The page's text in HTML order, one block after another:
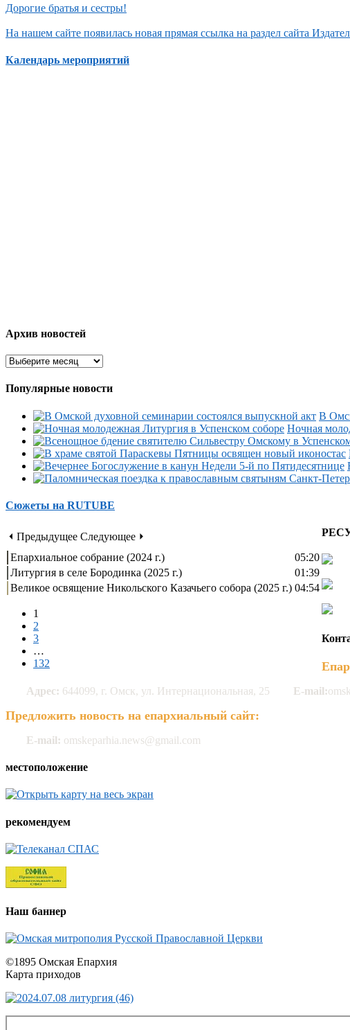
Дорогие братья и сестры!
На нашем сайте появилась новая прямая ссылка на раздел сайта
Календарь мероприятий
Архив новостей
Популярные новости
В
Ночная
Сюжеты на RUTUBE
⏴ Предыдущее Следующее ⏵
Епархиальное собрание (2024 г.)
05:20
Литургия в селе Бородинка (2025 г.)
01:39
Великое освящение Никольского Казачьего собора (2025 г.) 04:54
1
2
3
…
132
Адрес: 644099, г. Омск, ул. Интернациональная, 25 E-mail:
Предложить новость на епархиальный сайт:
E-mail: omskeparhia.news@gmail.com
местоположение
рекомендуем
Наш баннер
©1895 Омская Епархия
Карта приходов